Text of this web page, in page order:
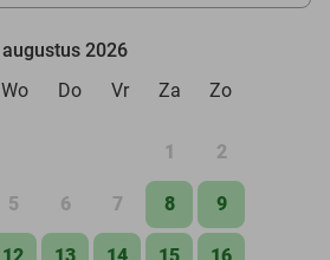
augustus 2026
Wo Do Vr Za Zo
1 2
5 6 7 8 9